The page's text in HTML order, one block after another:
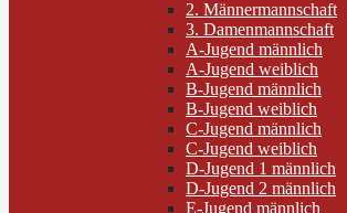
2. Männermannschaft
3. Damenmannschaft
A-Jugend männlich
A-Jugend weiblich
B-Jugend männlich
B-Jugend weiblich
C-Jugend männlich
C-Jugend weiblich
D-Jugend 1 männlich
D-Jugend 2 männlich
E-Jugend männlich